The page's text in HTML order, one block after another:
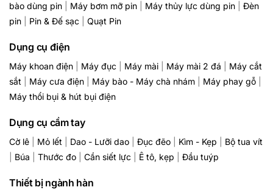
bào dùng pin
Máy bơm mỡ pin Máy thủy lực dùng pin
Đèn
pin
Pin & Đế sạc Quạt Pin
Dụng cụ điện
Máy khoan điện Máy đục Máy mài Máy mài 2 đá
Máy cắt
sắt
Máy cưa điện Máy bào - Máy chà nhám Máy phay gỗ
Máy thổi bụi & hút bụi điện
Dụng cụ cầm tay
Cờ lê Mỏ lết Dao - Lưỡi dao Đục đẽo Kìm - Kẹp
Bộ tua vít
Búa Thước đo Cần siết lực Ê tô, kẹp Đầu tuýp
Thiết bị ngành hàn